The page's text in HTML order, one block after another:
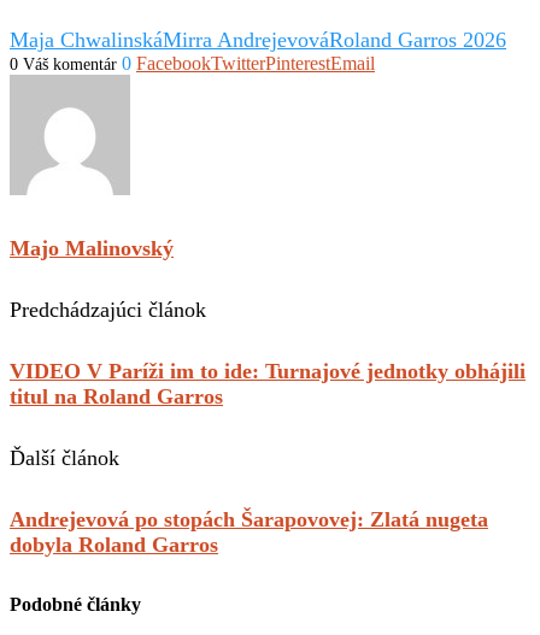
Maja ChwalinskáMirra AndrejevováRoland Garros 2026
0 Váš komentár 0 FacebookTwitterPinterestEmail
Majo Malinovský
Predchádzajúci článok
VIDEO V Paríži im to ide: Turnajové jednotky obhájili
titul na Roland Garros
Ďalší článok
Andrejevová po stopách Šarapovovej: Zlatá nugeta
dobyla Roland Garros
Podobné články